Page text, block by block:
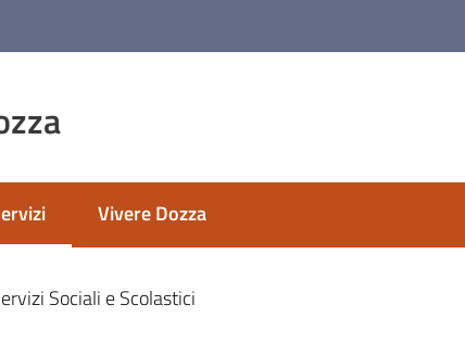
selezionatoVivere Dozza
Sociali e Scolastici